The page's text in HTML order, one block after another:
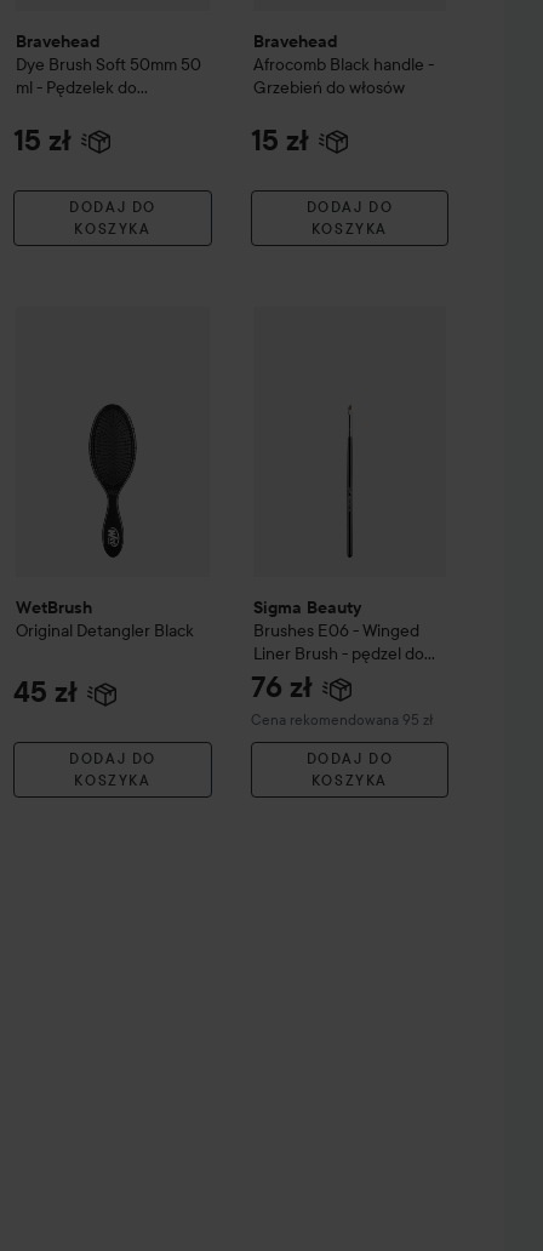
Bravehead
Dye Brush Soft 50mm 50
ml - Pędzelek do
mm
15 zł
DODAJ DO
KOSZYKA
Bravehead
Afrocomb Black handle -
Grzebień do włosów
15 zł
DODAJ DO
KOSZYKA
WetBrush
Original Detangler Black
45 zł
DODAJ DO
KOSZYKA
Sigma Beauty
Brushes E06 - Winged
Liner Brush - pędzel do
eyelinera
76 zł
Cena rekomendowana 95 zł
Zalecana cena 95 zł
DODAJ DO
KOSZYKA